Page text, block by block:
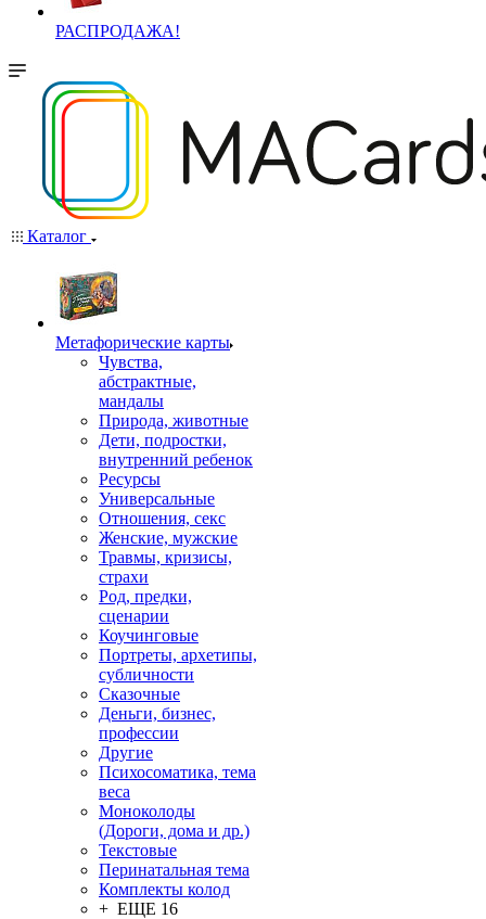
РАСПРОДАЖА!
Каталог
Mетафорические карты
Чувства,
абстрактные,
мандалы
Природа, животные
Дети, подростки,
внутренний ребенок
Ресурсы
Универсальные
Отношения, секс
Женские, мужские
Травмы, кризисы,
страхи
Род, предки,
сценарии
Коучинговые
Портреты, архетипы,
субличности
Сказочные
Деньги, бизнес,
профессии
Другие
Психосоматика, тема
веса
Моноколоды
(Дороги, дома и др.)
Текстовые
Перинатальная тема
Комплекты колод
+ ЕЩЕ 16